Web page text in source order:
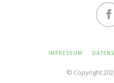
NAVIGATION
IMPRESSUM
© Copyright